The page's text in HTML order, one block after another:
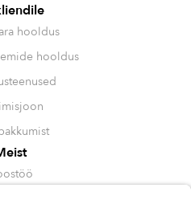
hooldus
hooldus